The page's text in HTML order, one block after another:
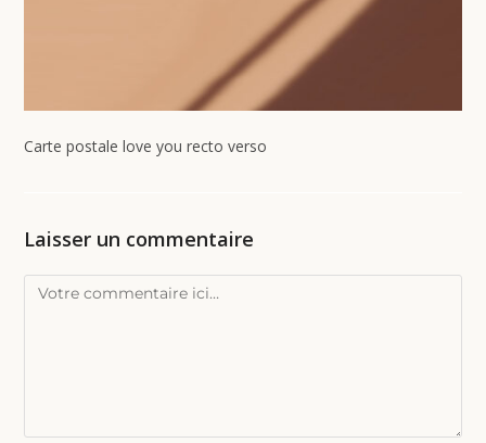
Carte postale love you recto verso
Laisser un commentaire